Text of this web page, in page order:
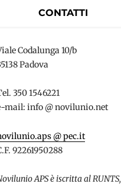
CONTATTI
Codalunga 10/b
Padova
350 1546221
mail: info @ novilunio.net
@ pec.it
92261950288
APS è iscritta al RUNTS,